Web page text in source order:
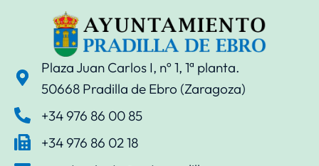
Plaza Juan Carlos I, nº 1, 1ª planta.
50668 Pradilla de Ebro (Zaragoza)
+34 976 86 00 85
+34 976 86 02 18